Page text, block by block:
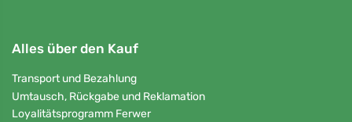
Alles über den Kauf
Transport und Bezahlung
Umtausch, Rückgabe und Reklamation
Loyalitätsprogramm Ferwer